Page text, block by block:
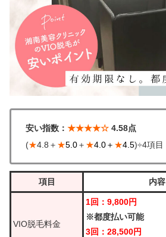
安い指数： ★★★★☆ 4.58点
(★4.8＋ ★5.0＋ ★4.0＋ ★4.5)÷4項目
項目 内容
VIO脱毛料金
1回：9,800円
※都度払い可能
3回：28,500円